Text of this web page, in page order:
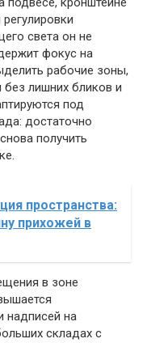
света он не
фокус на
рабочие зоны,
лишних бликов и
под
достаточно
получить
пространства:
прихожей в
в зоне
надписей на
складах с